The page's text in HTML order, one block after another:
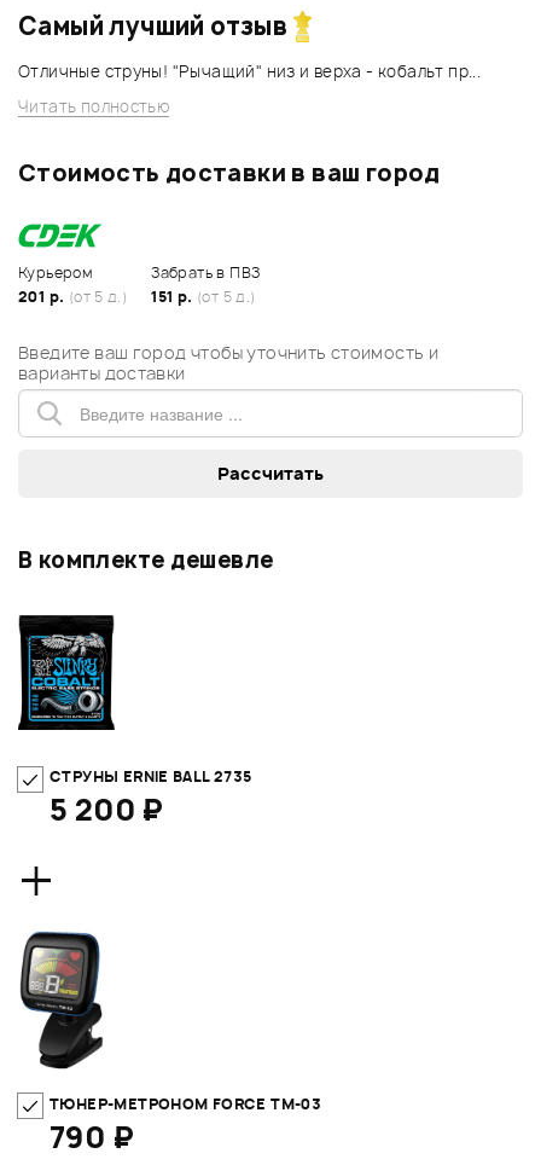
Самый лучший отзыв
Отличные струны! "Рычащий" низ и верха - кобальт пр...
Читать полностью
Стоимость доставки в ваш город
Курьером
201 р. (от 5 д.)
Забрать в ПВЗ
151 р. (от 5 д.)
Введите ваш город чтобы уточнить стоимость и
варианты доставки
В комплекте дешевле
СТРУНЫ ERNIE BALL 2735
5 200 ₽
+
ТЮНЕР-МЕТРОНОМ FORCE TM-03
790 ₽